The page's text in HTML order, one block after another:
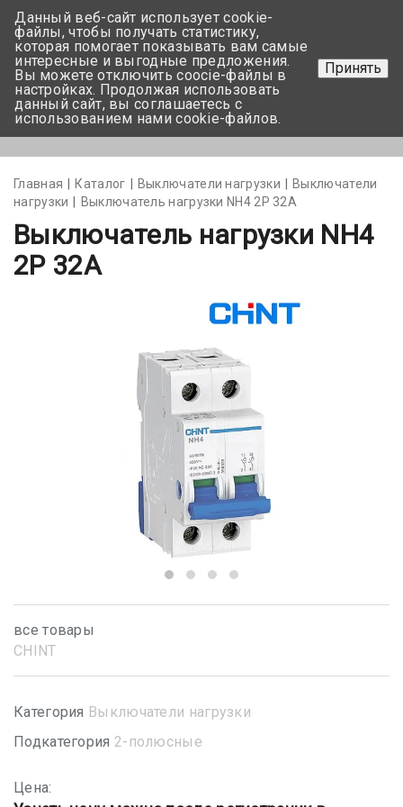
+375 17-350-99-56
+375 44-752-82-08
Задать вопрос
Главная Каталог Выключатели нагрузки
Выключатели
нагрузки
Выключатель нагрузки NH4 2P 32A
Выключатель нагрузки NH4
2P 32A
все товары
CHINT
Категория Выключатели нагрузки
Подкатегория 2-полюсные
Цена:
Данный веб-сайт использует cookie-
файлы, чтобы получать статистику,
которая помогает показывать вам самые
интересные и выгодные предложения.
Вы можете отключить coocie-файлы в
настройках. Продолжая использовать
данный сайт, вы соглашаетесь с
использованием нами cookie-файлов.
Принять